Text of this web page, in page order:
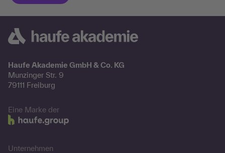
Haufe Akademie GmbH & Co. KG
Munzinger Str. 9
79111 Freiburg
Eine Marke der
Unternehmen